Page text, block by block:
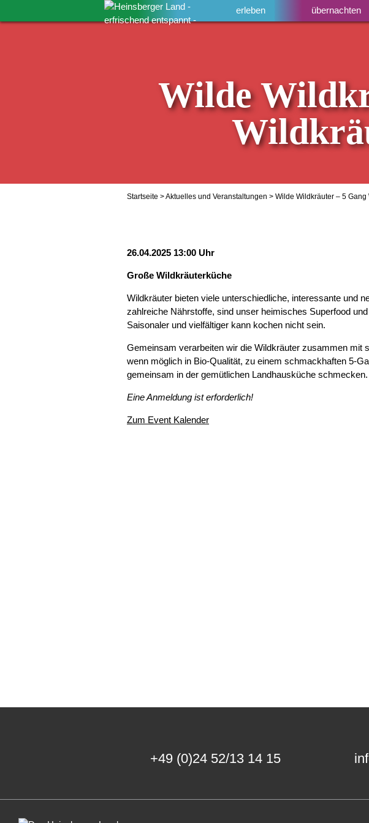
erleben übernachten
Wilde
Startseite >Aktuelles und Veranstaltungen > Wilde Wildkräuter – 5
26.04.2025 13:00 Uhr
Große Wildkräuterküche
Wildkräuter bieten viele unterschiedliche, interessante und
zahlreiche Nährstoffe, sind unser heimisches Superfood
Saisonaler und vielfältiger kann kochen nicht sein.
Gemeinsam verarbeiten wir die Wildkräuter zusammen mit
wenn möglich in Bio-Qualität, zu einem schmackhaften 5-
gemeinsam in der gemütlichen Landhausküche schmecken.
Eine Anmeldung ist erforderlich!
Zum Event Kalender
+49 (0)24 52/13 14 15